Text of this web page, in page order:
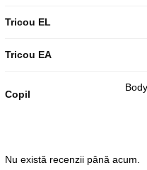
Tricou EL
Tricou EA
Copil
Nu există recenzii până acum.